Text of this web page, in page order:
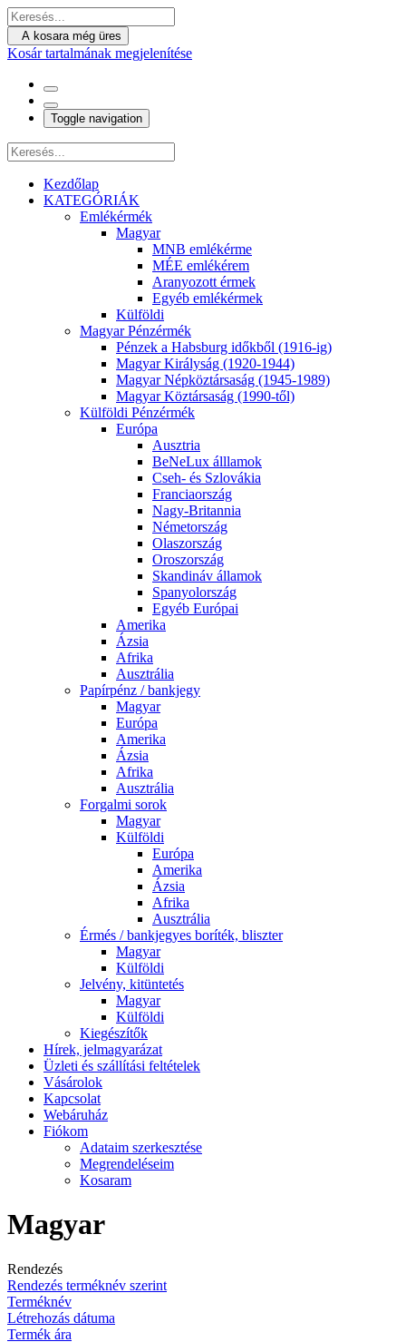
A kosara még üres
Kosár tartalmának megjelenítése
Toggle navigation
Kezdőlap
KATEGÓRIÁK
Emlékérmék
Magyar
MNB emlékérme
MÉE emlékérem
Aranyozott érmek
Egyéb emlékérmek
Külföldi
Magyar Pénzérmék
Pénzek a Habsburg időkből (1916-ig)
Magyar Királyság (1920-1944)
Magyar Népköztársaság (1945-1989)
Magyar Köztársaság (1990-től)
Külföldi Pénzérmék
Európa
Ausztria
BeNeLux álllamok
Cseh- és Szlovákia
Franciaország
Nagy-Britannia
Németország
Olaszország
Oroszország
Skandináv államok
Spanyolország
Egyéb Európai
Amerika
Ázsia
Afrika
Ausztrália
Papírpénz / bankjegy
Magyar
Európa
Amerika
Ázsia
Afrika
Ausztrália
Forgalmi sorok
Magyar
Külföldi
Európa
Amerika
Ázsia
Afrika
Ausztrália
Érmés / bankjegyes boríték, bliszter
Magyar
Külföldi
Jelvény, kitüntetés
Magyar
Külföldi
Kiegészítők
Hírek, jelmagyarázat
Üzleti és szállítási feltételek
Vásárolok
Kapcsolat
Webáruház
Fiókom
Adataim szerkesztése
Megrendeléseim
Kosaram
Magyar
Rendezés
Rendezés terméknév szerint
Terméknév
Létrehozás dátuma
Termék ára